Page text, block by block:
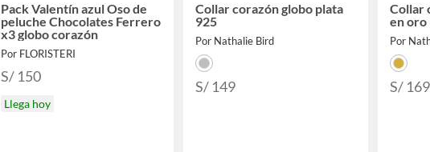
Pack Valentín azul Oso de
peluche Chocolates Ferrero
x3 globo corazón
Por FLORISTERI
S/ 150
Llega hoy
Collar corazón globo plata
925
Por Nathalie Bird
S/ 149
Collar
en oro
Por
S/ 169